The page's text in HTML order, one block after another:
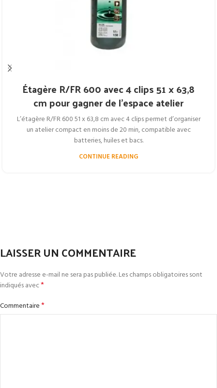
Étagère R/FR 600 avec 4 clips 51 x 63,8
cm pour gagner de l’espace atelier
L’étagère R/FR 600 51 x 63,8 cm avec 4 clips permet d’organiser
un atelier compact en moins de 20 min, compatible avec
batteries, huiles et bacs.
CONTINUE READING
LAISSER UN COMMENTAIRE
Votre adresse e-mail ne sera pas publiée.Les champs obligatoires sont
indiqués avec*
Commentaire*